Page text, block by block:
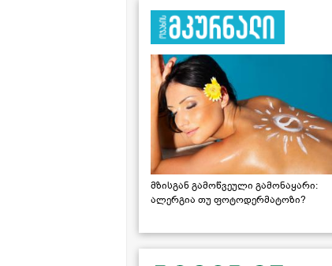
მზისგან გამოწვეული გამონაყარი:
ალერგია თუ ფოტოდერმატოზი?